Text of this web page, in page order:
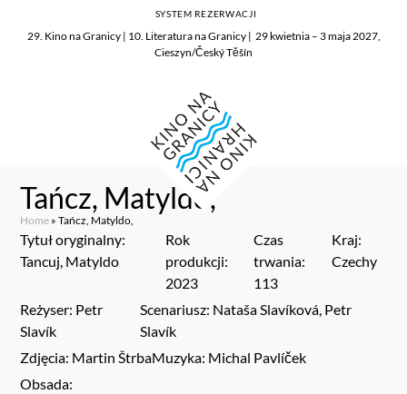
29. Kino na Granicy | 10. Literatura na Granicy | 29 kwietnia – 3 maja 2027,
Cieszyn/Český Těšín
SYSTEM REZERWACJI
Tańcz, Matyldo,
Home »Tańcz, Matyldo,
Tytuł oryginalny:
Tancuj, Matyldo
Rok
produkcji:
2023
Czas
trwania:
113
Kraj:
Czechy
Reżyser: Petr
Slavík
Scenariusz: Nataša Slavíková, Petr
Slavík
Zdjęcia: Martin ŠtrbaMuzyka: Michal Pavlíček
Obsada: